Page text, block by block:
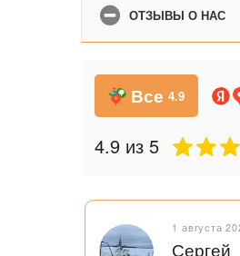
ОТЗЫВЫ О НАС
Все 4.9
4.9из 5
1 августа
Сергей